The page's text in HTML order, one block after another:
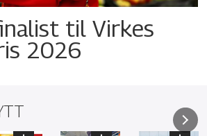
til Virkes
2026